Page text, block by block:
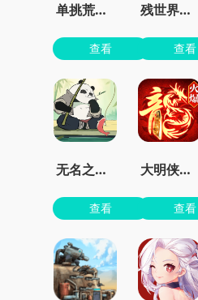
单挑荒野中文版
查看
残世界的鸢尾花
查看
无名之辈手游官方版
查看
大明侠客令最新安卓版
查看